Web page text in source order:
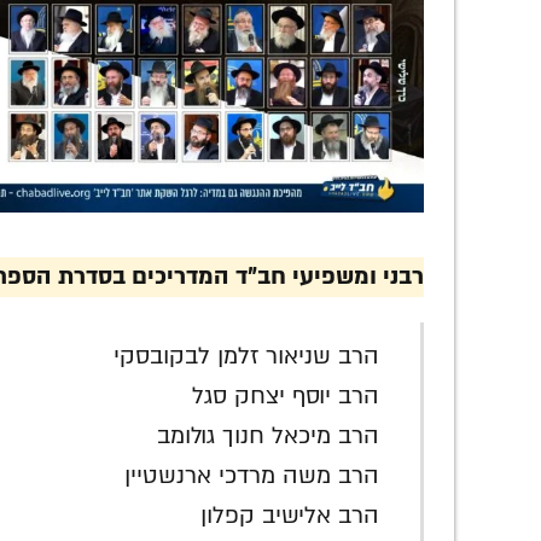
רבני ומשפיעי חב"ד המדריכים בסדרת
הרב שניאור זלמן לבקובסקי
הרב יוסף יצחק סגל
הרב מיכאל חנוך גולומב
הרב משה מרדכי ארנשטיין
הרב אלישיב קפלון